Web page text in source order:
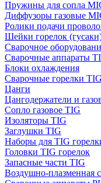
Пружины для сопла
Диффузоры газовые
Ролики подачи
Шейки горелок
Сварочное
Сварочные аппараты
Блоки охлаждения
Сварочные горелки TIG
Цанги
Цангодержатели и
Сопло газовое TIG
Изоляторы TIG
Заглушки TIG
Наборы для TIG
Головки TIG горелок
Запасные части TIG
Воздушно-плазменная